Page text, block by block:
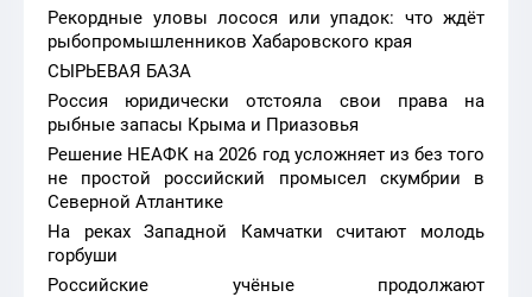
Рекордные уловы лосося или упадок: что ждёт
рыбопромышленников Хабаровского края
СЫРЬЕВАЯ БАЗА
Россия юридически отстояла свои права на
рыбные запасы Крыма и Приазовья
Решение НЕАФК на 2026 год усложняет из без того
не простой российский промысел скумбрии в
Северной Атлантике
На реках Западной Камчатки считают молодь
горбуши
Российские учёные продолжают